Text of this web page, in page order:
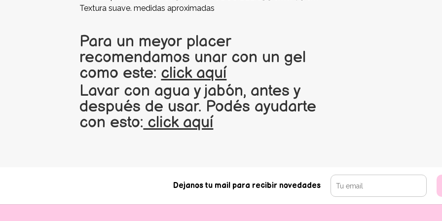
Textura suave. medidas aproximadas
Para un meyor placer
recomendamos unar con un gel
como este: click aquí
Lavar con agua y jabón, antes y
después de usar. Podés ayudarte
con esto: click aquí
Dejanos tu mail para recibir novedades